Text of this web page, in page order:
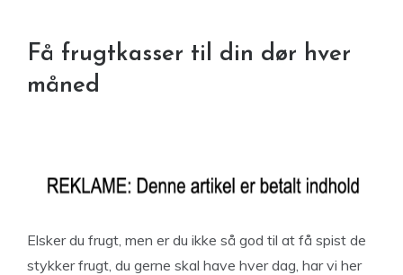
Få frugtkasser til din dør hver
måned
Elsker du frugt, men er du ikke så god til at få spist de
stykker frugt, du gerne skal have hver dag, har vi her